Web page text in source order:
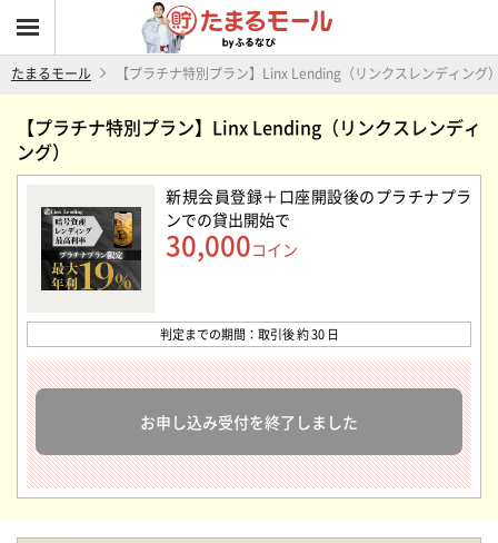
たまるモール 【プラチナ特別プラン】Linx Lending（リンクスレンディング
【プラチナ特別プラン】Linx Lending（リンクスレンディ
ング）
新規会員登録＋口座開設後のプラチナプラ
ンでの貸出開始で
30,000コイン
判定までの期間：取引後 約 30 日
お申し込み受付を終了しました